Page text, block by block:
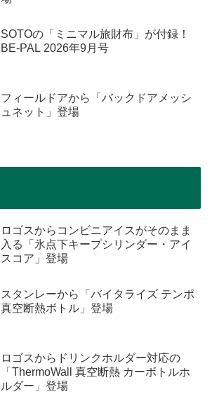
SOTOの「ミニマル旅財布」が付録！
BE-PAL 2026年9月号
フィールドアから「バックドアメッシ
ュネット」登場
ロゴスからコンビニアイスがそのまま
入る「氷点下キープシリンダー・アイ
スコア」登場
スタンレーから「バイタライズ テンポ
真空断熱ボトル」登場
ロゴスからドリンクホルダー対応の
「ThermoWall 真空断熱 カーボトルホ
ルダー」登場